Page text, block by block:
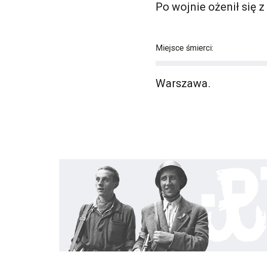
Po wojnie ożenił się z
Miejsce śmierci:
Warszawa.